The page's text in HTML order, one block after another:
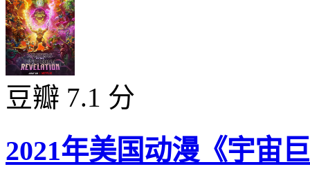
豆瓣 7.1 分
2021年美国动漫《宇宙